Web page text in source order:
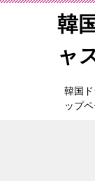
韓
ャ
韓国
ップ